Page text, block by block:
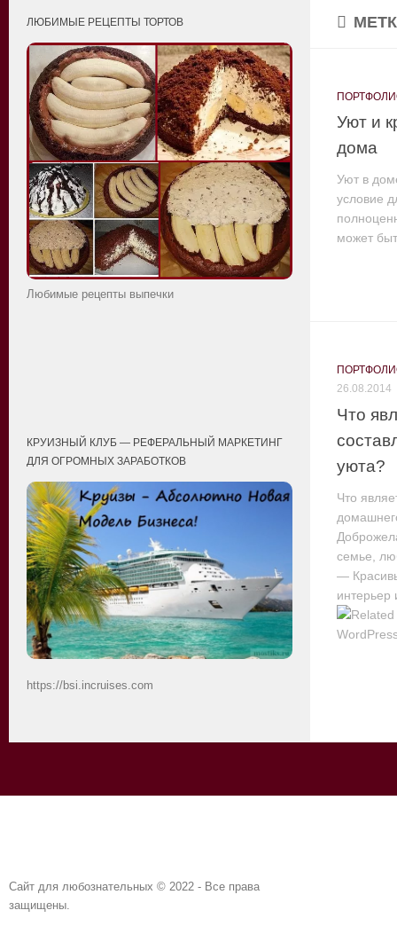
Уют и
дома
Уют в
условие
может
26.08.2014
Что
уюта?
Что
семье,
—
интерьер
ЛЮБИМЫЕ РЕЦЕПТЫ ТОРТОВ
Любимые рецепты выпечки
КРУИЗНЫЙ КЛУБ — РЕФЕРАЛЬНЫЙ МАРКЕТИНГ
ДЛЯ ОГРОМНЫХ ЗАРАБОТКОВ
https://bsi.incruises.com
Сайт для любознательных © 2022 - Все права
защищены.